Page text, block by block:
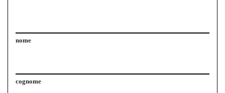
nome
cognome